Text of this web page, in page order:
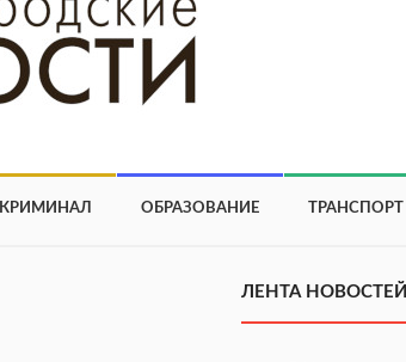
КРИМИНАЛ ОБРАЗОВАНИЕ ТРАНСПОРТ
ЛЕНТА НОВОСТЕЙ